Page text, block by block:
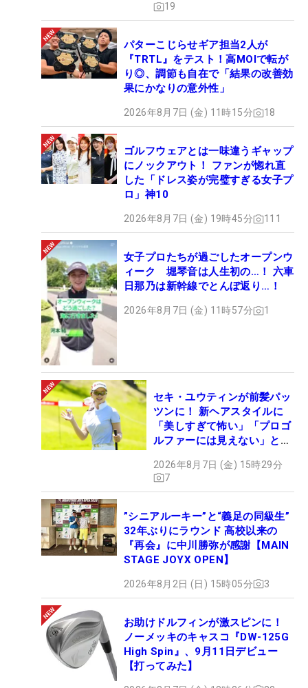
19
パターこじらせギア担当2人が
『TRTL』をテスト！高MOIで転が
り◎、調節も自在で「結果の改善効
果にかなりの意外性」
2026年8月7日 (金) 11時15分 18
ゴルフウェアとは一味違うギャップ
にノックアウト！ ファンが惚れ直
した「ドレス姿が完璧すぎる女子プ
ロ」神10
2026年8月7日 (金) 19時45分 111
女子プロたちが過ごしたオープンウ
ィーク 堀琴音は人生初の…！ 六車
日那乃は新幹線でとんぼ返り…！
2026年8月7日 (金) 11時57分 1
セキ・ユウティンが前髪パッ
ツンに！ 新ヘアスタイルに
「美しすぎて怖い」「プロゴ
ルファーには見えない」とコ
2026年8月7日 (金) 15時29分
7
”シニアルーキー”と“義足の同級生”
32年ぶりにラウンド 高校以来の
『再会』に中川勝弥が感謝【MAIN
STAGE JOYX OPEN】
2026年8月2日 (日) 15時05分 3
お助けドルフィンが激スピンに！
ノーメッキのキャスコ『DW-125G
High Spin』、9月11日デビュー
【打ってみた】